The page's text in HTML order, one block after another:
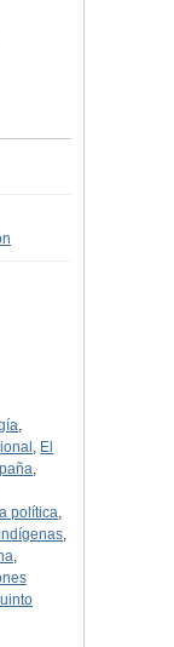
,
, El
,
política,
,
,